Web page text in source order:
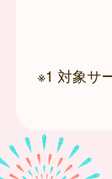
※1 対象サ